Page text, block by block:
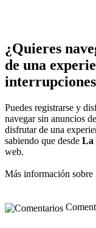
¿Quieres
de una
Puedes registrarse y
navegar sin anuncios
disfrutar de una
sabiendo que desde La
web.
Más información sobre